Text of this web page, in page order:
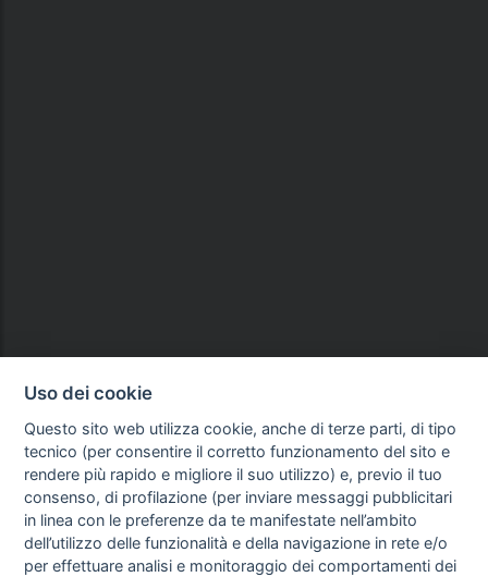
Uso dei cookie
Questo sito web utilizza cookie, anche di terze parti, di tipo
tecnico (per consentire il corretto funzionamento del sito e
rendere più rapido e migliore il suo utilizzo) e, previo il tuo
consenso, di profilazione (per inviare messaggi pubblicitari
in linea con le preferenze da te manifestate nell’ambito
dell’utilizzo delle funzionalità e della navigazione in rete e/o
per effettuare analisi e monitoraggio dei comportamenti dei